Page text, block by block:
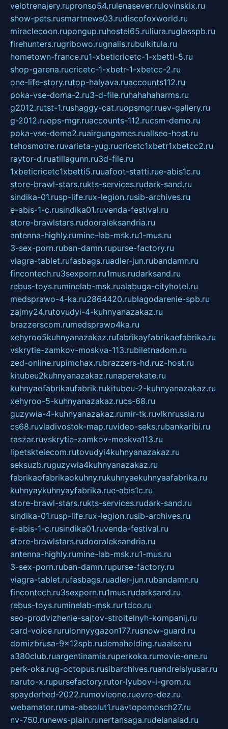
velotrenajery.rupronso54.rulenasever.rulovinskix.ru
show-pets.rusmartnews03.rudiscofoxworld.ru
miraclecoon.rupongup.ruhostel65.ruliura.ruglasspb.ru
firehunters.rugribowo.rugnalis.rubulkitula.ru
hometown-france.ru1-xbeticricetc-1-xbetti-5.ru
shop-garena.rucricetc-1-xbetr-1-xbetcc-2.ru
one-life-story.rutop-halyava.ruaccounts112.ru
poka-vse-doma-2.ru3-d-file.ruhahahaharms.ru
g2012.rutst-1.rushaggy-cat.ruopsmgr.ruev-gallery.ru
g-2012.ruops-mgr.ruaccounts-112.rucsm-demo.ru
poka-vse-doma2.ruairgungames.ruallseo-host.ru
tehosmotre.ruvarieta-yug.rucricetc1xbetr1xbetcc2.ru
raytor-d.ruatillagunn.ru3d-file.ru
1xbeticricetc1xbetti5.ruuafoot-statti.rue-abis1c.ru
store-brawl-stars.rukts-services.rudark-sand.ru
sindika-01.rusp-life.rux-legion.rusib-archives.ru
e-abis-1-c.rusindika01.ruvenda-festival.ru
store-brawlstars.rudooraleksandria.ru
antenna-highly.rumine-lab-msk.ru1-mus.ru
3-sex-porn.ruban-damn.rupurse-factory.ru
viagra-tablet.rufasbags.ruadler-jun.rubandamn.ru
fincontech.ru3sexporn.ru1mus.rudarksand.ru
rebus-toys.ruminelab-msk.rualabuga-cityhotel.ru
medsprawo-4-ka.ru2864420.rublagodarenie-spb.ru
zajmy24.rutovudyi-4-kuhnyanazakaz.ru
brazzerscom.rumedsprawo4ka.ru
xehyroo5kuhnyanazakaz.rufabrikayfabrikaefabrika.ru
vskrytie-zamkov-moskva-113.rubiletnadom.ru
zed-online.rupimchax.rubrazzers-hd.ruz-host.ru
kitubeu2kuhnyanazakaz.runaperekate.ru
kuhnyaofabrikaufabrik.rukitubeu-2-kuhnyanazakaz.ru
xehyroo-5-kuhnyanazakaz.rucs-68.ru
guzywia-4-kuhnyanazakaz.rumir-tk.ruvlknrussia.ru
cs68.ruvladivostok-map.ruvideo-seks.rubankaribi.ru
raszar.ruvskrytie-zamkov-moskva113.ru
lipetsktelecom.rutovudyi4kuhnyanazakaz.ru
seksuzb.ruguzywia4kuhnyanazakaz.ru
fabrikaofabrikaokuhny.rukuhnyaekuhnyaafabrika.ru
kuhnyaykuhnyayfabrika.rue-abis1c.ru
store-brawl-stars.rukts-services.rudark-sand.ru
sindika-01.rusp-life.rux-legion.rusib-archives.ru
e-abis-1-c.rusindika01.ruvenda-festival.ru
store-brawlstars.rudooraleksandria.ru
antenna-highly.rumine-lab-msk.ru1-mus.ru
3-sex-porn.ruban-damn.rupurse-factory.ru
viagra-tablet.rufasbags.ruadler-jun.rubandamn.ru
fincontech.ru3sexporn.ru1mus.rudarksand.ru
rebus-toys.ruminelab-msk.rurtdco.ru
seo-prodvizhenie-sajtov-stroitelnyh-kompanij.ru
card-voice.rurulonnyygazon177.rusnow-guard.ru
domizbrusa-9x12spb.rudemaholding.ruaalse.ru
a380club.ruargentinamia.ruperkoka.rumovie-one.ru
perk-oka.rug-octopus.rusibarchives.ruandreislyusar.ru
naruto-x.rupursefactory.rutor-lyubov-i-grom.ru
spayderhed-2022.rumovieone.ruevro-dez.ru
webamator.ruma-absolut1.ruavtopomosch27.ru
nv-750.runews-plain.runertansaga.rudelanalad.ru